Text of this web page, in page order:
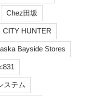
Chez田坂
CITY HUNTER
Bayside Stores
ステム